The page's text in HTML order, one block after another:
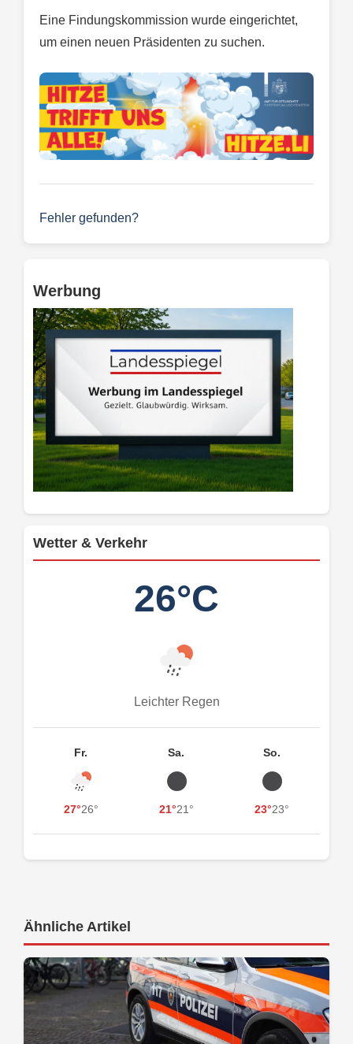
Eine Findungskommission wurde eingerichtet,
um einen neuen Präsidenten zu suchen.
Fehler gefunden?
Werbung
Wetter & Verkehr
26°C
Leichter Regen
Fr.
27°26°
Sa.
21°21°
So.
23°23°
Ähnliche Artikel